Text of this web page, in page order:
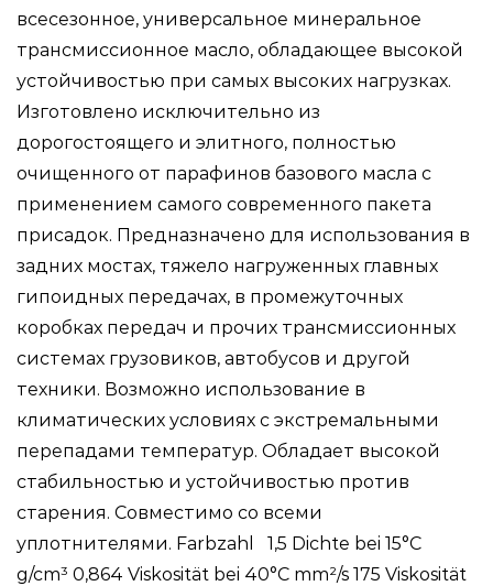
всесезонное, универсальное минеральное
трансмиссионное масло, об­ладающее высокой
устойчивостью при самых высоких нагрузках.
Изготовлено ис­ключительно из
дорогостоящего и элитного, полностью
очищенного от парафинов базового масла с
применением самого современного пакета
присадок. Предназна­чено для использования в
задних мостах, тяжело нагруженных главных
гипоидных передачах, в промежуточных
коробках передач и прочих трансмиссионных
системах грузовиков, автобусов и другой
техники. Возможно использование в
климатических условиях с экстремальными
перепадами температур. Обладает высокой
стабильностью и устой­чивостью против
старения. Совместимо со всеми
уплотнителями. Farbzahl 1,5 Dichte bei 15°C
g/cm³ 0,864 Viskosität bei 40°C mm²/s 175 Viskosität